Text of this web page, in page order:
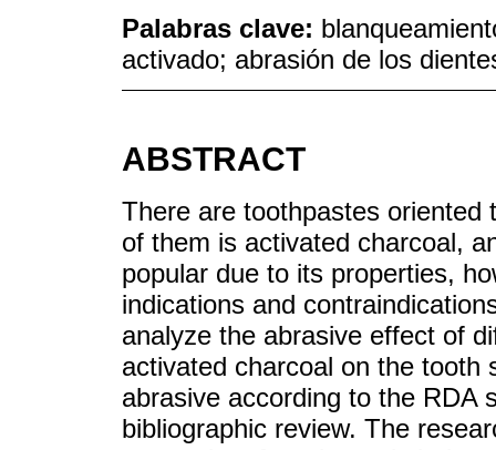
Palabras clave:
activado; abrasión de los
ABSTRACT
There are toothpastes oriented
of them is activated charcoal,
popular due to its properties,
indications and
analyze the abrasive effect of
activated charcoal on the tooth
abrasive according to the RDA
bibliographic review. The